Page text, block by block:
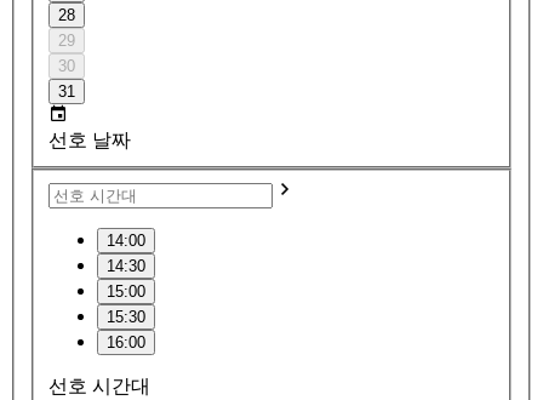
28
29
30
31
선호 날짜
14:00
14:30
15:00
15:30
16:00
선호 시간대